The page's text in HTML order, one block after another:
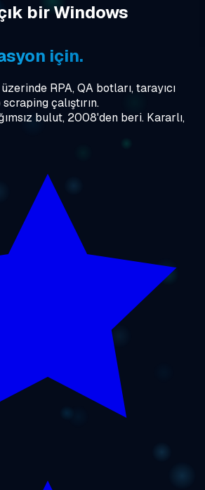
bir Windows
için.
RPA, QA botları, tarayıcı
çalıştırın.
bulut, 2008'den beri. Kararlı,